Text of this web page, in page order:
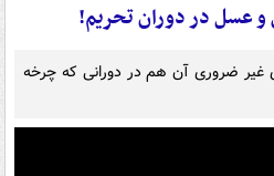
عسل در دوران تحریم!
غیر ضروری آن هم در دورانی که چرخه